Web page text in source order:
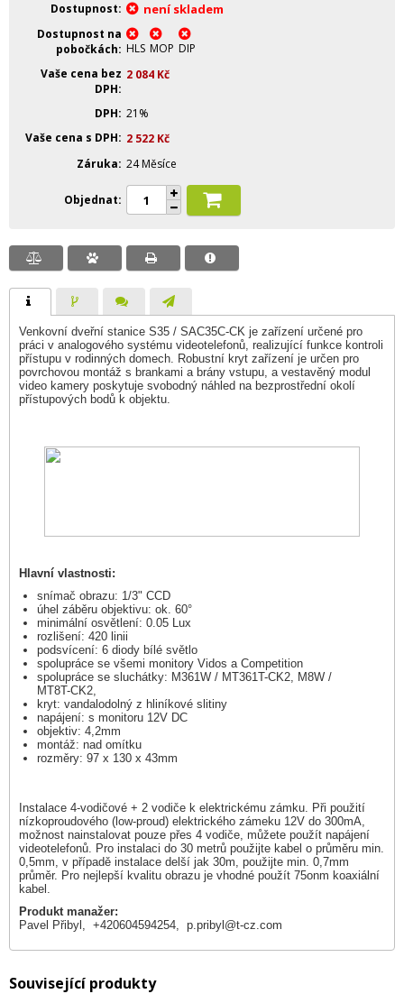
Dostupnost
není skladem
Dostupnost na
pobočkách
HLS MOP DIP
Vaše cena bez
DPH
2 084 Kč
DPH 21%
Vaše cena s DPH
2 522 Kč
Záruka 24 Měsíce
Objednat
Venkovní dveřní stanice S35 / SAC35C-CK je zařízení určené pro
práci v analogového systému videotelefonů, realizující funkce kontroli
přístupu v rodinných domech. Robustní kryt zařízení je určen pro
povrchovou montáž s brankami a brány vstupu, a vestavěný modul
video kamery poskytuje svobodný náhled na bezprostřední okolí
přístupových bodů k objektu.
Hlavní vlastnosti:
snímač obrazu: 1/3" CCD
úhel záběru objektivu: ok. 60°
minimální osvětlení: 0.05 Lux
rozlišení: 420 linii
podsvícení: 6 diody bílé světlo
spolupráce se všemi monitory Vidos a Competition
spolupráce se sluchátky: M361W / MT361T-CK2, M8W /
MT8T-CK2,
kryt: vandalodolný z hliníkové slitiny
napájení: s monitoru 12V DC
objektiv: 4,2mm
montáž: nad omítku
rozměry: 97 x 130 x 43mm
Instalace 4-vodičové + 2 vodiče k elektrickému zámku. Při použití
nízkoproudového (low-proud) elektrického zámeku 12V do 300mA,
možnost nainstalovat pouze přes 4 vodiče, můžete použít napájení
videotelefonů. Pro instalaci do 30 metrů použijte kabel o průměru min.
0,5mm, v případě instalace delší jak 30m, použijte min. 0,7mm
průměr. Pro nejlepší kvalitu obrazu je vhodné použít 75onm koaxiální
kabel.
Produkt manažer:
Pavel Přibyl, +420604594254, p.pribyl@t-cz.com
Související produkty